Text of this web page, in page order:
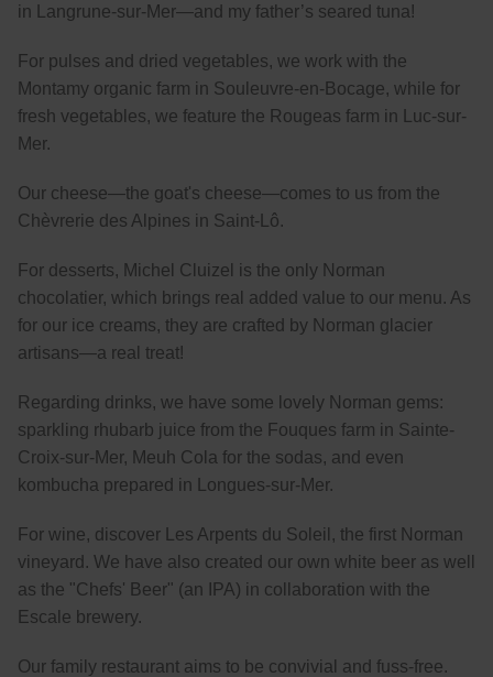
in Langrune-sur-Mer—and my father’s seared tuna!
For pulses and dried vegetables, we work with the
Montamy organic farm in Souleuvre-en-Bocage, while for
fresh vegetables, we feature the Rougeas farm in Luc-sur-
Mer.
Our cheese—the goat's cheese—comes to us from the
Chèvrerie des Alpines in Saint-Lô.
For desserts, Michel Cluizel is the only Norman
chocolatier, which brings real added value to our menu. As
for our ice creams, they are crafted by Norman glacier
artisans—a real treat!
Regarding drinks, we have some lovely Norman gems:
sparkling rhubarb juice from the Fouques farm in Sainte-
Croix-sur-Mer, Meuh Cola for the sodas, and even
kombucha prepared in Longues-sur-Mer.
For wine, discover Les Arpents du Soleil, the first Norman
vineyard. We have also created our own white beer as well
as the "Chefs' Beer" (an IPA) in collaboration with the
Escale brewery.
Our family restaurant aims to be convivial and fuss-free.